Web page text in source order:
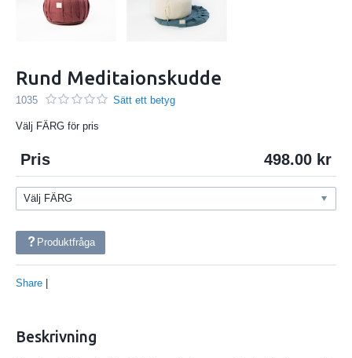
Rund Meditaionskudde
1035 Sätt ett betyg
Välj FÄRG för pris
Pris 498.00
Produktfråga
Share
Beskrivning